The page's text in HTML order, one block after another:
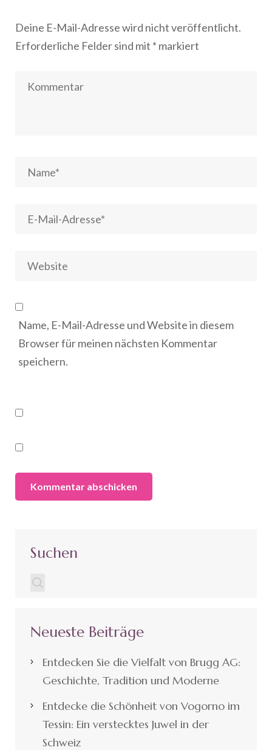
Deine E-Mail-Adresse wird nicht veröffentlicht.
Erforderliche Felder sind mit * markiert
Name, E-Mail-Adresse und Website in diesem
Browser für meinen nächsten Kommentar
speichern.
Suchen
Neueste Beiträge
Entdecken Sie die Vielfalt von Brugg AG:
Geschichte, Tradition und Moderne
Entdecke die Schönheit von Vogorno im
Tessin: Ein verstecktes Juwel in der
Schweiz